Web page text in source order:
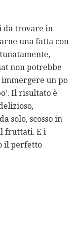
da trovare in
una fatta con
non potrebbe
immergere un po
Il risultato è
solo, scosso in
fruttati. E i
il perfetto